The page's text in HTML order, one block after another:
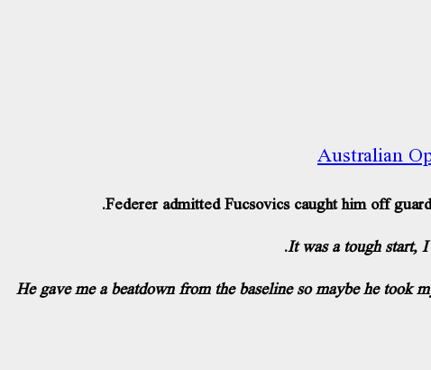
Australian
Federer admitted Fucsovics caught him off
“He gave me a beatdown from the baseline so maybe he